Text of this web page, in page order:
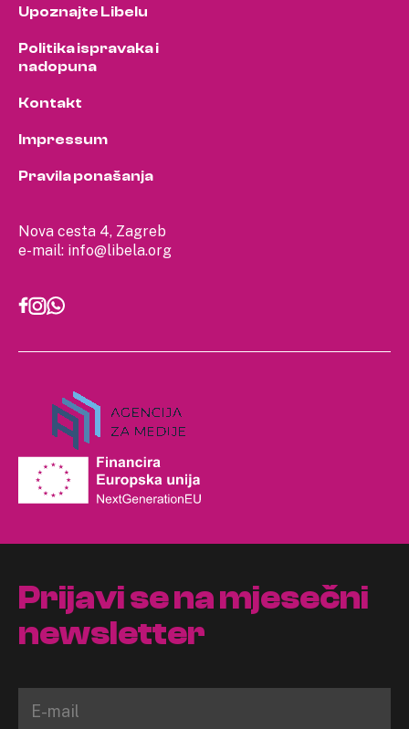
Nova cesta 4, Zagreb
e-mail: info@libela.org
Upoznajte Libelu
Politika ispravaka i
nadopuna
Kontakt
Impressum
Pravila ponašanja
Prijavi se na mjesečni
newsletter